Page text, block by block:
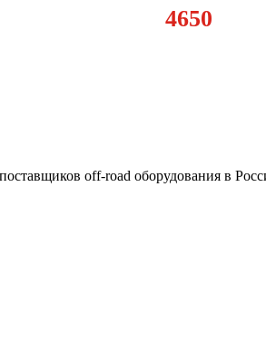
25
4650
off-road оборудования в